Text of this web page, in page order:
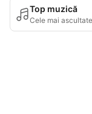
Top muzică
Cele mai